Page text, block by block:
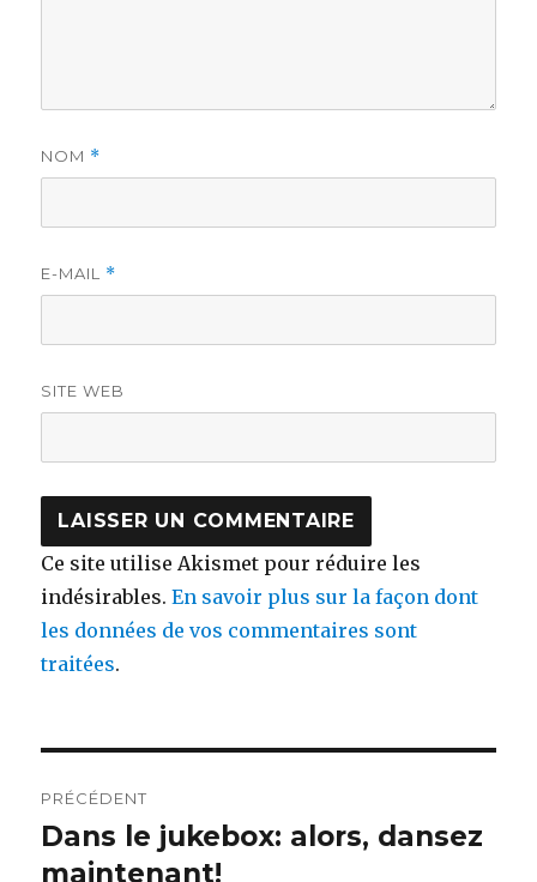
NOM *
E-MAIL *
SITE WEB
Ce site utilise Akismet pour réduire les
indésirables.En savoir plus sur la façon dont
les données de vos commentaires sont
traitées.
de
PRÉCÉDENT
Publication
précédente :
Dans le jukebox: alors, dansez
maintenant!